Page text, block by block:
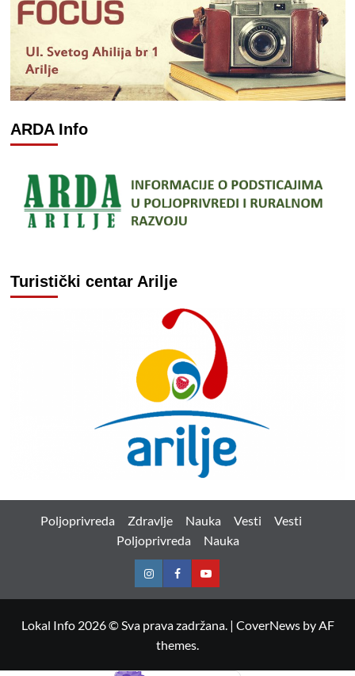
ARDA Info
Turistički centar Arilje
Poljoprivreda Zdravlje Nauka Vesti
Vesti
Poljoprivreda
Nauka
InstagramFacebookYoutube
Lokal Info 2026 © Sva prava zadržana. | CoverNewsby AF
themes.